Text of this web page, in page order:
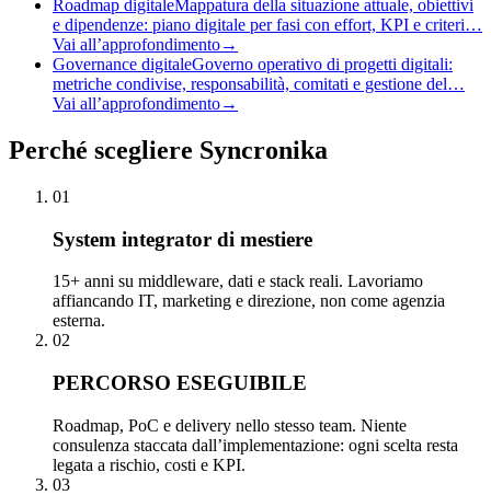
Roadmap digitaleMappatura della situazione attuale, obiettivi
e dipendenze: piano digitale per fasi con effort, KPI e criteri…
Vai all’approfondimento→
Governance digitaleGoverno operativo di progetti digitali:
metriche condivise, responsabilità, comitati e gestione del…
Vai all’approfondimento→
Perché scegliere Syncronika
01
System integrator di mestiere
15+ anni su middleware, dati e stack reali. Lavoriamo
affiancando IT, marketing e direzione, non come agenzia
esterna.
02
PERCORSO ESEGUIBILE
Roadmap, PoC e delivery nello stesso team. Niente
consulenza staccata dall’implementazione: ogni scelta resta
legata a rischio, costi e KPI.
03